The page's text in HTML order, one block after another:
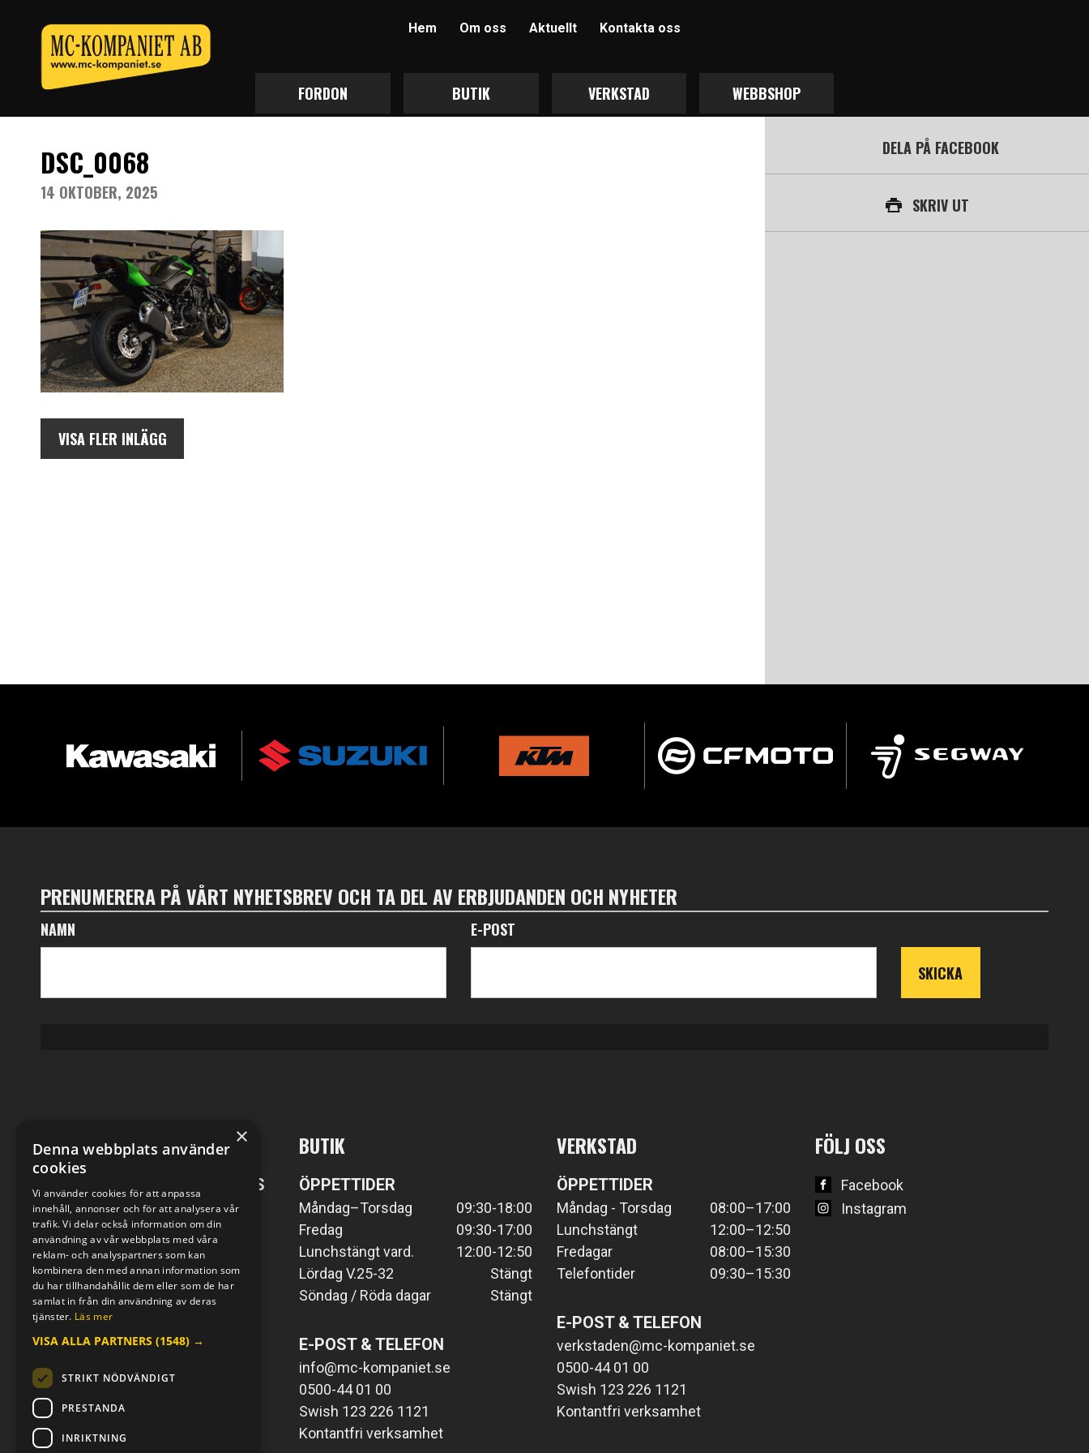
Hem Om oss Aktuellt Kontakta oss
FORDON BUTIK VERKSTAD WEBBSHOP
DSC_0068
14 OKTOBER, 2025
VISA FLER INLÄGG
DELA PÅ FACEBOOK
SKRIV UT
AUKTORISERAD ÅTERFÖRSÄLJARE AV
PRENUMERERA PÅ VÅRT NYHETSBREV OCH TA DEL AV ERBJUDANDEN OCH NYHETER
NAMN E-POST
MC-KOMPANIET
POST- SAMT BESÖKSADRESS
MC-Kompaniet i Väring AB
Väringsvägen 1
549 76 Väring
E-POST & TELEFON
info@mc-kompaniet.se
0500-44 01 00
Swish 123 226 1121
Kontantfri verksamhet
BUTIK
ÖPPETTIDER
Måndag–Torsdag
09:30-18:00
Fredag
09:30-17:00
Lunchstängt vard.
12:00-12:50
Lördag V.25-32
Stängt
Söndag / Röda dagar
Stängt
E-POST & TELEFON
info@mc-kompaniet.se
0500-44 01 00
Swish 123 226 1121
Kontantfri verksamhet
VERKSTAD
ÖPPETTIDER
Måndag - Torsdag
08:00–17:00
Lunchstängt
12:00–12:50
Fredagar
08:00–15:30
Telefontider
09:30–15:30
E-POST & TELEFON
verkstaden@mc-kompaniet.se
0500-44 01 00
Swish 123 226 1121
Kontantfri verksamhet
FÖLJ OSS
Facebook
Instagram
×
Denna webbplats använder
cookies
Vi använder cookies för att anpassa
innehåll, annonser och för att analysera vår
trafik. Vi delar också information om din
användning av vår webbplats med våra
reklam- och analyspartners som kan
kombinera den med annan information som
du har tillhandahållit dem eller som de har
samlat in från din användning av deras
tjänster. Läs mer
VISA ALLA PARTNERS (1548) →
STRIKT NÖDVÄNDIGT
PRESTANDA
INRIKTNING